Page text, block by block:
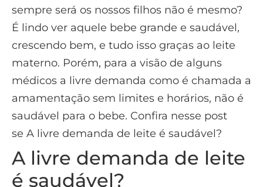
sempre será os nossos filhos não é mesmo?
É lindo ver aquele bebe grande e saudável,
crescendo bem, e tudo isso graças ao leite
materno. Porém, para a visão de alguns
médicos a livre demanda como é chamada a
amamentação sem limites e horários, não é
saudável para o bebe. Confira nesse post
se A livre demanda de leite é saudável?
A livre demanda de leite
é saudável?